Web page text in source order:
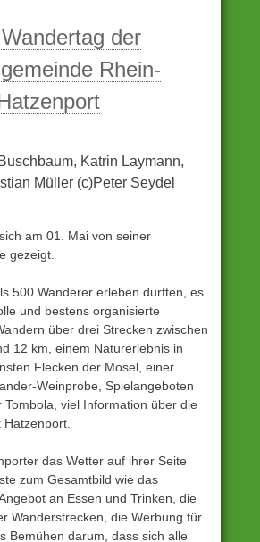
der
Rhein-
Katrin Laymann,
Müller (c)Peter Seydel
am 01. Mai von seiner
gezeigt.
500 Wanderer erleben durften, es
und bestens organisierte
über drei Strecken zwischen
12 km, einem Naturerlebnis in
Flecken der Mosel, einer
Weinprobe, Spielangeboten
Tombola, viel Information über die
das Wetter auf ihrer Seite
zum Gesamtbild wie das
an Essen und Trinken, die
Wanderstrecken, die Werbung für
Bemühen darum, dass sich alle